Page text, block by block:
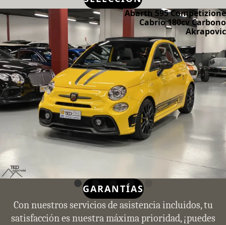
Abarth 595 Competizione
Cabrio 180cv Carbono
Akrapovic
GARANTÍAS
Con nuestros servicios de asistencia incluidos, tu
satisfacción es nuestra máxima prioridad, ¡puedes